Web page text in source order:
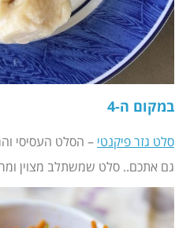
במקום ה-4
סלט גזר פיקנטי – הסלט העסיסי
גם אתכם.. סלט שמשתלב מצוין